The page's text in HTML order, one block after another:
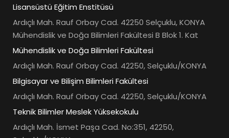
Lisansüstü Eğitim Enstitüsü
Ardıçlı Mah. Rauf Orbay Cad. 42250 Selçuklu, KONYA
Mühendislik ve Doğa Bilimleri Fakültesi B Blok 1. Kat
Mühendislik ve Doğa Bilimleri Fakültesi
Ardıçlı Mah. Rauf Orbay Cad. 42250, Selçuklu/KONYA
Bilgisayar ve Bilişim Bilimleri Fakültesi
Ardıçlı Mah. Rauf Orbay Cad. 42250, Selçuklu/KONYA
Teknik Bilimler Meslek Yüksekokulu
Ardıçlı Mah. İsmet Paşa Cad. No:351, 42250,